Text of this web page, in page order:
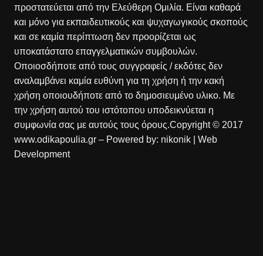
προστατεύεται από την Ελεύθερη Ομιλία. Είναι καθαρά
και μόνο για εκπαιδευτικούς και ψυχαγωγικούς σκοπούς
και σε καμία περίπτωση δεν προορίζεται ως
υποκατάστατο επαγγελματικών συμβουλών.
Οποιοσδήποτε από τους συγγραφείς / εκδότες δεν
αναλαμβάνει καμία ευθύνη για τη χρήση ή την κακή
χρήση οποιουδήποτε από το δημοσιευμένο υλικο. Με
την χρήση αυτού του ιστότοπου υποδεικνύεται η
συμφωνία σας με αυτούς τους όρους.Copyright © 2017
www.odikapoulia.gr – Powered by: nikonik
| Web
Development